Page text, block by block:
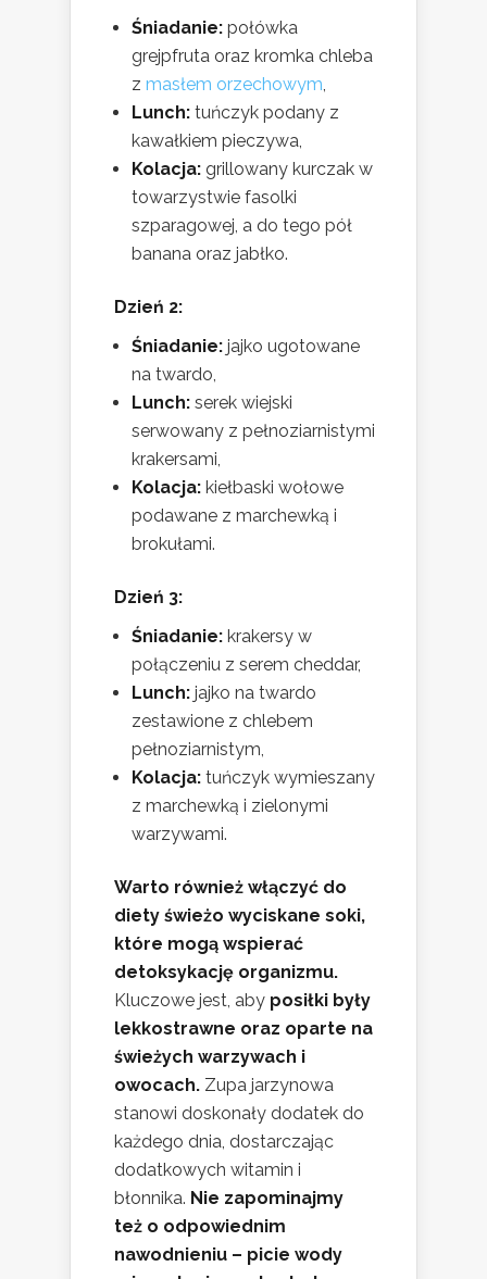
Śniadanie: połówka
grejpfruta oraz kromka chleba
z masłem orzechowym
Lunch: tuńczyk podany z
kawałkiem pieczywa,
Kolacja: grillowany kurczak w
towarzystwie fasolki
szparagowej, a do tego pół
banana oraz jabłko.
Dzień 2:
Śniadanie: jajko ugotowane
na twardo,
Lunch: serek wiejski
serwowany z pełnoziarnistymi
krakersami,
Kolacja: kiełbaski wołowe
podawane z marchewką i
brokułami.
Dzień 3:
Śniadanie: krakersy w
połączeniu z serem cheddar,
Lunch: jajko na twardo
zestawione z chlebem
pełnoziarnistym,
Kolacja: tuńczyk wymieszany
z marchewką i zielonymi
warzywami.
Warto również włączyć do
diety świeżo wyciskane soki,
które mogą wspierać
detoksykację organizmu.
Kluczowe jest, aby posiłki były
lekkostrawne oraz oparte na
świeżych warzywach i
owocach. Zupa jarzynowa
stanowi doskonały dodatek do
każdego dnia, dostarczając
dodatkowych witamin i
błonnika. Nie zapominajmy
też o odpowiednim
nawodnieniu – picie wody